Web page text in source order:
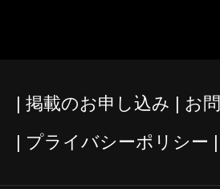
掲載のお申し込み お
プライバシーポリシー